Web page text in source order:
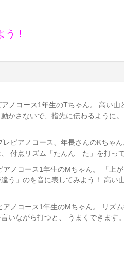
！
ノコース1年生のTちゃん。 高い山
かさないで、指先に伝わるように
ピアノコース、年長さんのKちゃ
付点リズム「たんん た」を打って
ノコース1年生のMちゃん。 「上
う」のを音に表してみよう！ 高い
ノコース1年生のMちゃん。 リズ
いながら打つと、 うまくできます